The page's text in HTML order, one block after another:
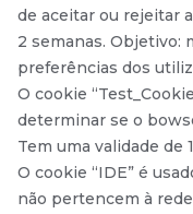
de aceitar ou rejeitar
2 semanas. Objetivo:
preferências dos
O cookie
determinar se o
Tem uma validade de
O cookie “IDE” é
não pertencem à